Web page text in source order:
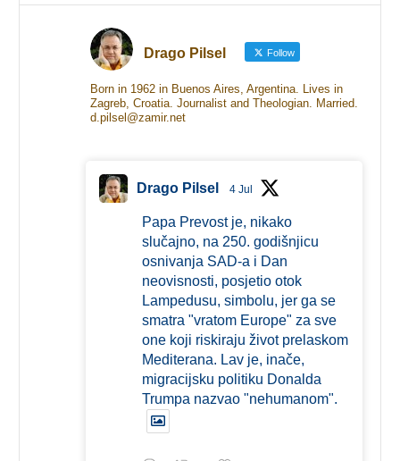
Drago Pilsel Follow
Born in 1962 in Buenos Aires, Argentina. Lives in
Zagreb, Croatia. Journalist and Theologian. Married.
d.pilsel@zamir.net
Drago Pilsel 4 Jul
Papa Prevost je, nikako
slučajno, na 250. godišnjicu
osnivanja SAD-a i Dan
neovisnosti, posjetio otok
Lampedusu, simbolu, jer ga se
smatra "vratom Europe" za sve
one koji riskiraju život prelaskom
Mediterana. Lav je, inače,
migracijsku politiku Donalda
Trumpa nazvao "nehumanom".